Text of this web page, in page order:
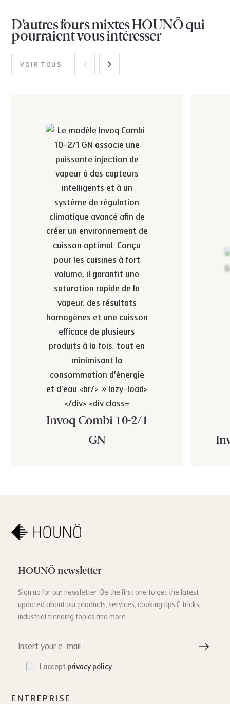
D’autres fours mixtes HOUNÖ qui
pourraient vous intéresser
VOIR TOUS
Invoq Combi 10-2/1
GN
HOUNÖ newsletter
Sign up for our newsletter. Be the first one to get the latest
updated about our products, services, cooking tips & tricks,
industrial trending topics and more.
I accept privacy policy
ENTREPRISE